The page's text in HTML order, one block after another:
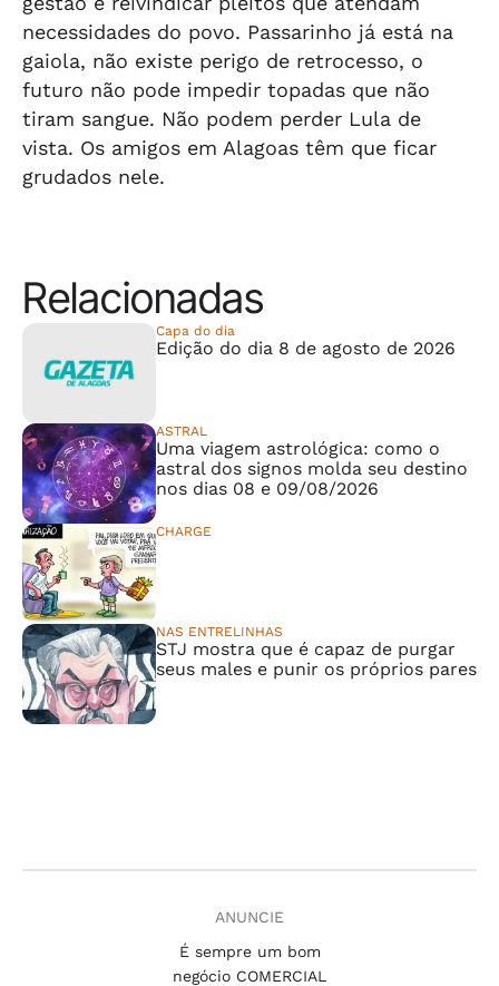
necessidades do povo. Passarinho já está na
gaiola, não existe perigo de retrocesso, o
futuro não pode impedir topadas que não
tiram sangue. Não podem perder Lula de
vista. Os amigos em Alagoas têm que ficar
grudados nele.
Relacionadas
Capa do dia
Edição do dia 8 de agosto de 2026
ASTRAL
Uma viagem astrológica: como o
astral dos signos molda seu destino
nos dias 08 e 09/08/2026
CHARGE
NAS ENTRELINHAS
STJ mostra que é capaz de purgar
seus males e punir os próprios pares
ANUNCIE
É sempre um bom
negócio COMERCIAL